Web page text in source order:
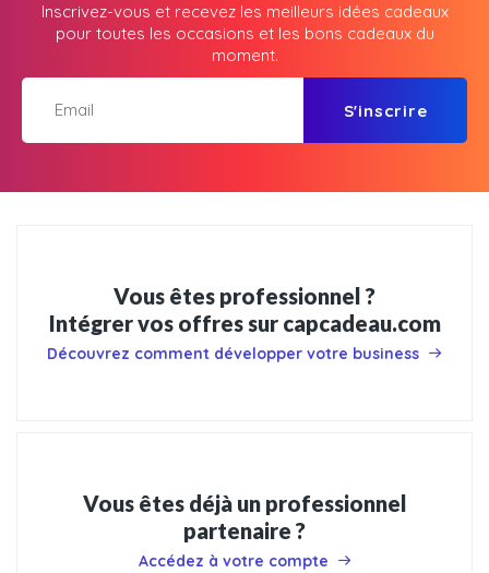
Inscrivez-vous et recevez les meilleurs idées cadeaux
pour toutes les occasions et les bons cadeaux du
moment.
S'inscrire
Vous êtes professionnel ?
Intégrer vos offres sur capcadeau.com
Découvrez comment développer votre business
Vous êtes déjà un professionnel
partenaire ?
Accédez à votre compte